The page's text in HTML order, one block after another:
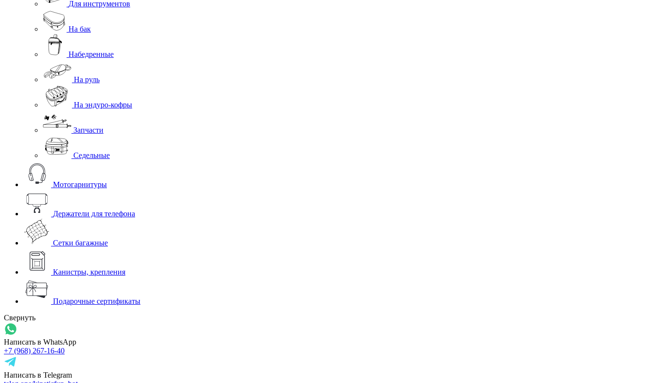
Для инструментов
На бак
Набедренные
На руль
На эндуро-кофры
Запчасти
Седельные
Мотогарнитуры
Держатели для телефона
Сетки багажные
Канистры, крепления
Подарочные сертификаты
Свернуть
Написать в WhatsApp
+7 (968) 267-16-40
Написать в Telegram